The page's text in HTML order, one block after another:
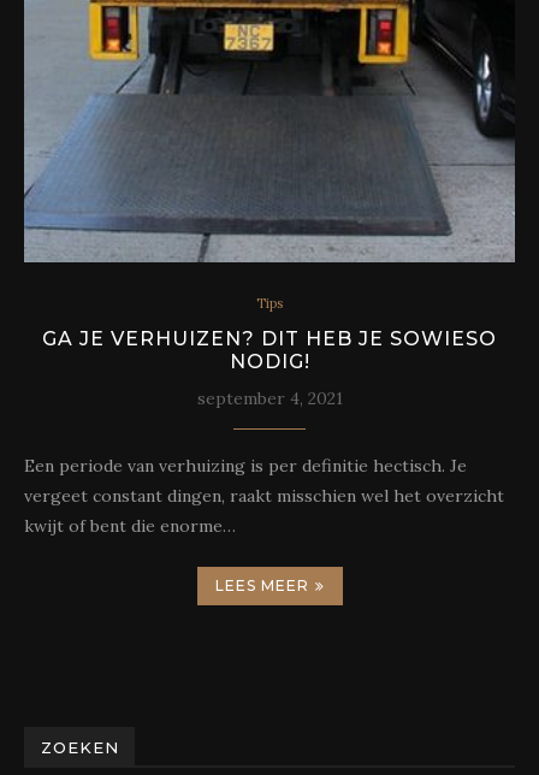
Tips
GA JE VERHUIZEN? DIT HEB JE SOWIESO
NODIG!
september 4, 2021
Een periode van verhuizing is per definitie hectisch. Je
vergeet constant dingen, raakt misschien wel het overzicht
kwijt of bent die enorme…
LEES MEER
ZOEKEN